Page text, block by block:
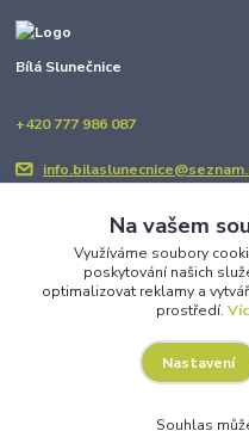
Bílá Slunečnice
+420 777 986 087
Upravit
Na vašem
Využíváme soubory
poskytování našich
optimalizovat reklamy a
prostředí.
Nastavení
Souhlas